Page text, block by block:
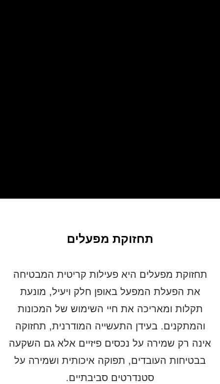
תחזוקת מפעלים
תחזוקת מפעלים היא פעילות קריטית המבטיחה
את הפעלת המפעל באופן חלק ויעיל, מונעת
תקלות ומאריכה את חיי השימוש של המכונות
והמתקנים. בעידן התעשייה המודרנית, תחזוקה
אינה רק שמירה על נכסים פיזיים אלא גם השקעה
בבטיחות העובדים, תפוקה איכותית ושמירה על
סטנדרטים סביבתיים.